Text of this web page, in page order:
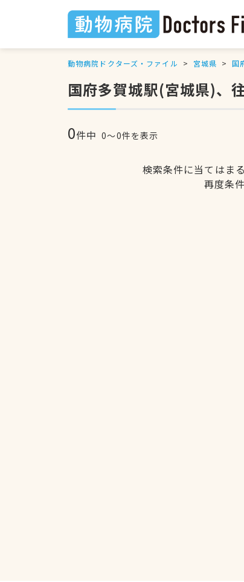
動物病院ドクターズ・ファイル 宮城県 国
国府多賀城駅(宮城県)、
0件中 0〜0件を表示
検索条件に当てはま
再度条